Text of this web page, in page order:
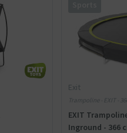
Exit
Trampoline - EXIT -
EXIT
Inground - 366